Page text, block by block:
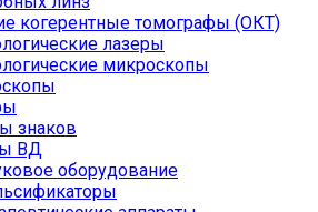
когерентные томографы (ОКТ)
лазеры
микроскопы
знаков
ВД
оборудование